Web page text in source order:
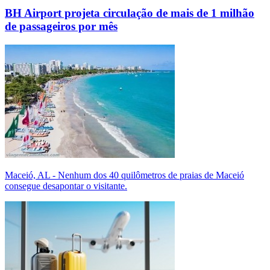
BH Airport projeta circulação de mais de 1 milhão
de passageiros por mês
Maceió, AL - Nenhum dos 40 quilômetros de praias de Maceió
consegue desapontar o visitante.